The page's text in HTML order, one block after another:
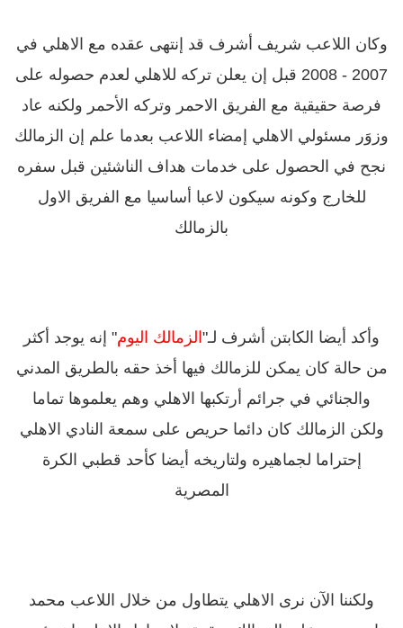
وكان اللاعب شريف أشرف قد إنتهى عقده مع الاهلي في
2007 - 2008 قبل إن يعلن تركه للاهلي لعدم حصوله على
فرصة حقيقية مع الفريق الاحمر وتركه الأحمر ولكنه عاد
وزوَر مسئولي الاهلي إمضاء اللاعب بعدما علم إن الزمالك
نجح في الحصول على خدمات هداف الناشئين قبل سفره
للخارج وكونه سيكون لاعبا أساسيا مع الفريق الاول
بالزمالك
وأكد أيضا الكابتن أشرف لـ" الزمالك اليوم" إنه يوجد أكثر
من حالة كان يمكن للزمالك فيها أخذ حقه بالطريق المدني
والجنائي في جرائم أرتكبها الاهلي وهم يعلموها تماما
ولكن الزمالك كان دائما حريص على سمعة النادي الاهلي
إحتراما لجماهيره ولتاريخه أيضا كأحد قطبي الكرة
المصرية
ولكننا الآن نرى الاهلي يتطاول من خلال اللاعب محمد